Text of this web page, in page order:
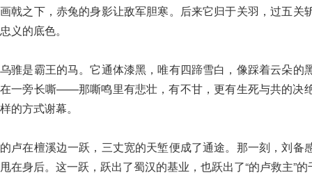
画戟之下，赤兔的身影让敌军胆寒。后来它归于关羽，过五
忠义的底色。
乌骓是霸王的马。它通体漆黑，唯有四蹄雪白，像踩着云朵
在一旁长嘶——那嘶鸣里有悲壮，有不甘，更有生死与共的决
样的方式谢幕。
的卢在檀溪边一跃，三丈宽的天堑便成了通途。那一刻，刘
甩在身后。这一跃，跃出了蜀汉的基业，也跃出了“的卢救主”